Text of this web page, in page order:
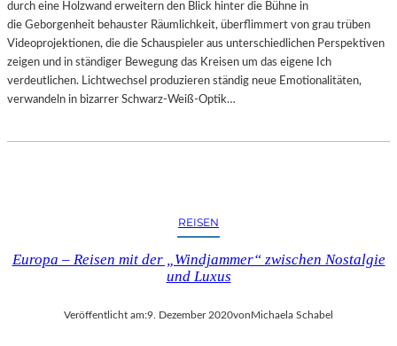
durch eine Holzwand erweitern den Blick hinter die Bühne in
die Geborgenheit behauster Räumlichkeit, überflimmert von grau trüben
Videoprojektionen, die die Schauspieler aus unterschiedlichen Perspektiven
zeigen und in ständiger Bewegung das Kreisen um das eigene Ich
verdeutlichen. Lichtwechsel produzieren ständig neue Emotionalitäten,
verwandeln in bizarrer Schwarz-Weiß-Optik…
REISEN
Europa – Reisen mit der „Windjammer“ zwischen Nostalgie
und Luxus
Veröffentlicht am:9. Dezember 2020vonMichaela Schabel